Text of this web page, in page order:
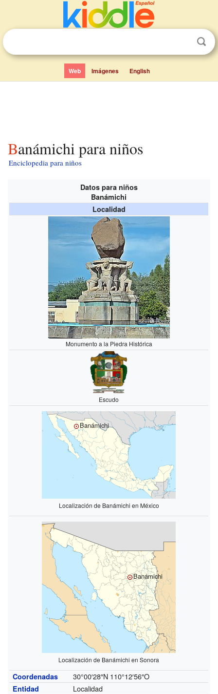
Web Imágenes English
Banámichi para niños
Enciclopedia para niños
Datos para niños
Banámichi
Localidad
Monumento a la Piedra Histórica
Escudo
Banámichi
Localización de Banámichi en México
Banámichi
Localización de Banámichi en Sonora
Coordenadas 30°00′28″N 110°12′56″O
Entidad
Localidad